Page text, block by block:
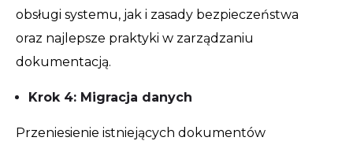
obsługi systemu, jak i zasady bezpieczeństwa
oraz najlepsze praktyki w zarządzaniu
dokumentacją.
Krok 4: Migracja danych
Przeniesienie istniejących dokumentów